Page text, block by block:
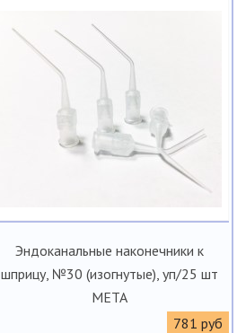
Эндоканальные наконечники к
шприцу, №30 (изогнутые), уп/25 шт
META
781 руб